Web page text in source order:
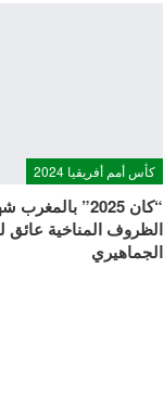
كأس أمم أفريقيا 2024
“كان 2025”
الظروف المناخية عائق
الجماهيري